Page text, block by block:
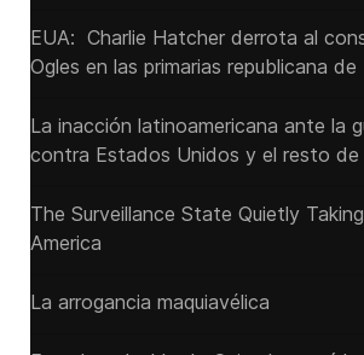
EUA: Charlie Hatcher derrota al
Ogles en las primarias republicana de
La inacción latinoamericana ante la
contra Estados Unidos y el resto de
The Surveillance State Quietly
America
La arrogancia maquiavélica